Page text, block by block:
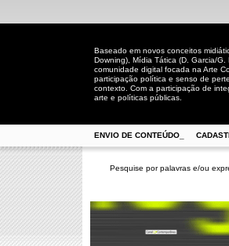
Baseado em novos conceitos
Downing), Mídia Tática (D. Garcia/
comunidade digital focada na Arte
participação política e senso de
contexto. Com a participação de
arte e políticas públicas.
ENVIO DE CONTEÚDO_
Pesquise por palavras e/ou